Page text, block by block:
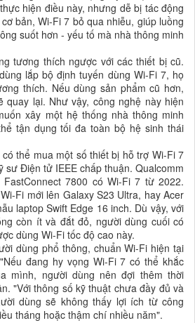
hiện điều này, nhưng dễ bị tác động
bản, Wi-Fi 7 bỏ qua nhiễu, giúp luồng
suốt hơn - yếu tố mà nhà thông minh
tương thích ngược với các thiết bị cũ.
lắp bộ định tuyến dùng Wi-Fi 7, họ
thích. Nếu dùng sản phẩm cũ hơn,
quay lại. Như vậy, công nghệ này hiện
xây một hệ thống nhà thông minh
tận dụng tối đa toàn bộ hệ sinh thái
thể mua một số thiết bị hỗ trợ Wi-Fi 7
sư Điện tử IEEE chấp thuận. Qualcomm
7800 có Wi-Fi 7 từ 2022.
Fi mới lên Galaxy S23 Ultra, hay Acer
laptop Swift Edge 16 inch. Dù vậy, với
còn ít và đắt đỏ, người dùng cuối có
dùng Wi-Fi tốc độ cao này.
dùng phổ thông, chuẩn Wi-Fi hiện tại
đang hy vọng Wi-Fi 7 có thể khắc
mình, người dùng nên đợi thêm thời
"Với thông số kỹ thuật chưa đầy đủ và
dùng sẽ không thấy lợi ích từ công
tháng hoặc thậm chí nhiều năm".